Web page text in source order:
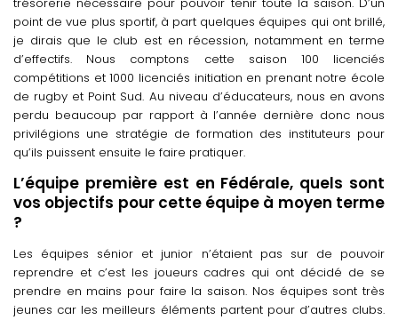
point de vue plus sportif, à part quelques équipes qui ont brillé,
je dirais que le club est en récession, notamment en terme
d’effectifs. Nous comptons cette saison 100 licenciés
compétitions et 1000 licenciés initiation en prenant notre école
de rugby et Point Sud. Au niveau d’éducateurs, nous en avons
perdu beaucoup par rapport à l’année dernière donc nous
privilégions une stratégie de formation des instituteurs pour
qu’ils puissent ensuite le faire pratiquer.
L’équipe première est en Fédérale, quels sont
vos objectifs pour cette équipe à moyen terme
?
Les équipes sénior et junior n’étaient pas sur de pouvoir
reprendre et c’est les joueurs cadres qui ont décidé de se
prendre en mains pour faire la saison. Nos équipes sont très
jeunes car les meilleurs éléments partent pour d’autres clubs.